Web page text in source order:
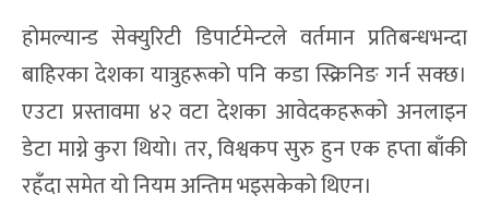
होमल्यान्ड सेक्युरिटी डिपार्टमेन्टले वर्तमान प्रतिबन्धभन्दा
बाहिरका देशका यात्रुहरूको पनि कडा स्क्रिनिङ गर्न सक्छ।
एउटा प्रस्तावमा ४२ वटा देशका आवेदकहरूको अनलाइन
डेटा माग्ने कुरा थियो। तर, विश्वकप सुरु हुन एक हप्ता बाँकी
रहँदा समेत यो नियम अन्तिम भइसकेको थिएन।